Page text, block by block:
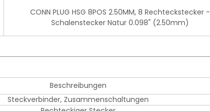
CONN PLUG HSG 8POS 2.50MM, 8 Rechteckstecker -
Schalenstecker Natur 0.098" (2.50mm)
Beschreibungen
Steckverbinder, Zusammenschaltungen